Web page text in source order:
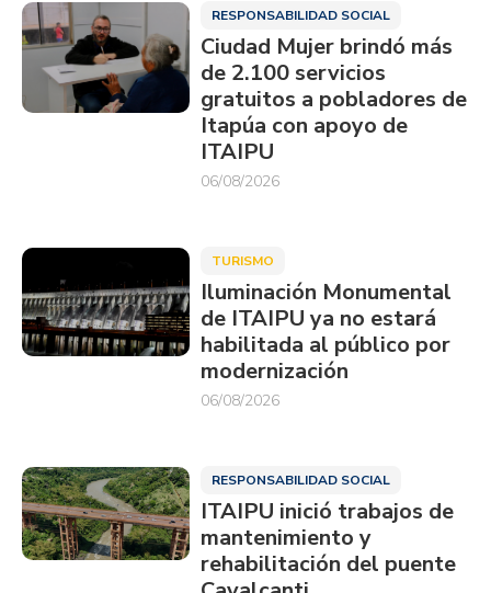
RESPONSABILIDAD SOCIAL
Ciudad Mujer brindó más
de 2.100 servicios
gratuitos a pobladores de
Itapúa con apoyo de
ITAIPU
06/08/2026
TURISMO
Iluminación Monumental
de ITAIPU ya no estará
habilitada al público por
modernización
06/08/2026
RESPONSABILIDAD SOCIAL
ITAIPU inició trabajos de
mantenimiento y
rehabilitación del puente